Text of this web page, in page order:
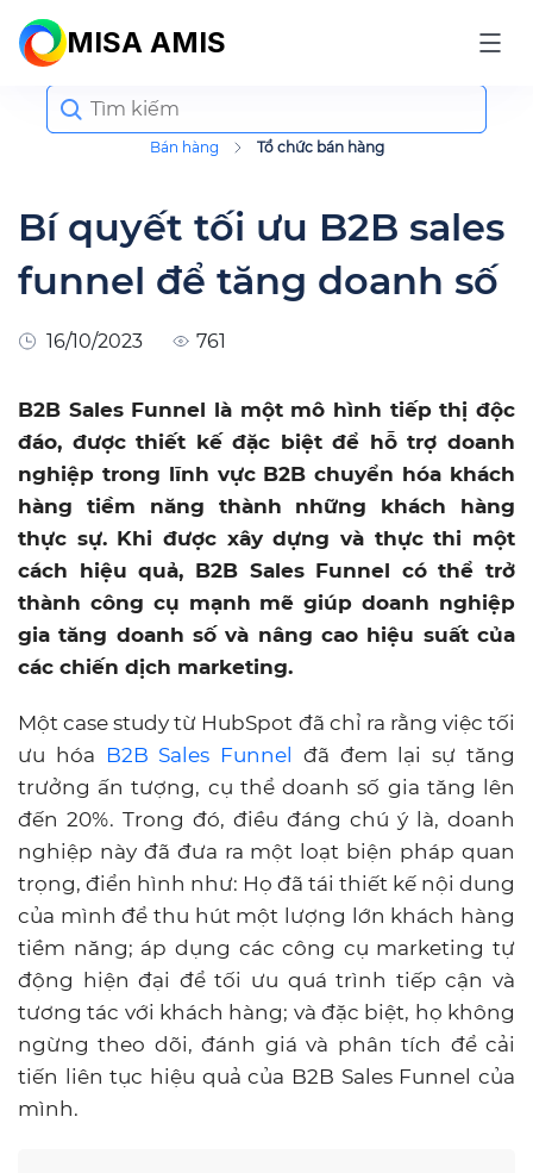
MISA AMIS
Bán hàng Tổ chức bán hàng
Search
for:
Bí quyết tối ưu B2B sales
funnel để tăng doanh số
16/10/2023 761
B2B Sales Funnel là một mô hình tiếp thị độc
đáo, được thiết kế đặc biệt để hỗ trợ doanh
nghiệp trong lĩnh vực B2B chuyển hóa khách
hàng tiềm năng thành những khách hàng
thực sự. Khi được xây dựng và thực thi một
cách hiệu quả, B2B Sales Funnel có thể trở
thành công cụ mạnh mẽ giúp doanh nghiệp
gia tăng doanh số và nâng cao hiệu suất của
các chiến dịch marketing.
Một case study từ HubSpot đã chỉ ra rằng việc tối
ưu hóa B2B Sales Funnel
đã đem lại sự tăng
trưởng ấn tượng, cụ thể doanh số gia tăng lên
đến 20%. Trong đó, điều đáng chú ý là, doanh
nghiệp này đã đưa ra một loạt biện pháp quan
trọng, điển hình như: Họ đã tái thiết kế nội dung
của mình để thu hút một lượng lớn khách hàng
tiềm năng; áp dụng các công cụ marketing tự
động hiện đại để tối ưu quá trình tiếp cận và
tương tác với khách hàng; và đặc biệt, họ không
ngừng theo dõi, đánh giá và phân tích để cải
tiến liên tục hiệu quả của B2B Sales Funnel của
mình.